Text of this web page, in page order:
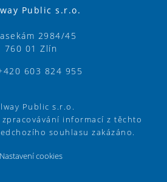
Public s.r.o.
2984/45
760 01 Zlín
603 824 955
Public s.r.o.
informací z těchto
souhlasu zakázáno.
Nastavení cookies